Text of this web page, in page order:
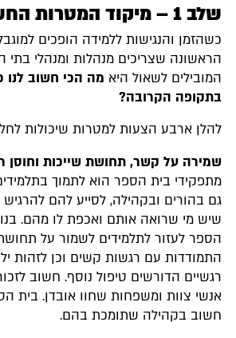
שלב 1 – מיקוד המטרות החשובות ביותר
כשהזמן והנגישות ללמידה הופכים
הראשונה שצריכים מנהלות ומנהלי בתי
המובילים לשאול היא מה הכי חשוב
בתקופה הקרובה?
להלן ארבע הצעות למטרות שיכולות
שמירה על קשר, תחושת שייכות וחוסן
מתפקידי בית הספר הוא לתמוך
גם בהורים ובקהילה, לסייע להם
שיש מי שרואה אותם ואכפת לו מהם.
הספר לעזור לתלמידים לשמור על
התמודדות עם רגשות קשים וכן לזהות
רגשיים הדורשים טיפול נוסף. חשוב
אנשי צוות ומשפחות שחוו אובדן. בית
חשוב בקהילה שתומכת בהם.